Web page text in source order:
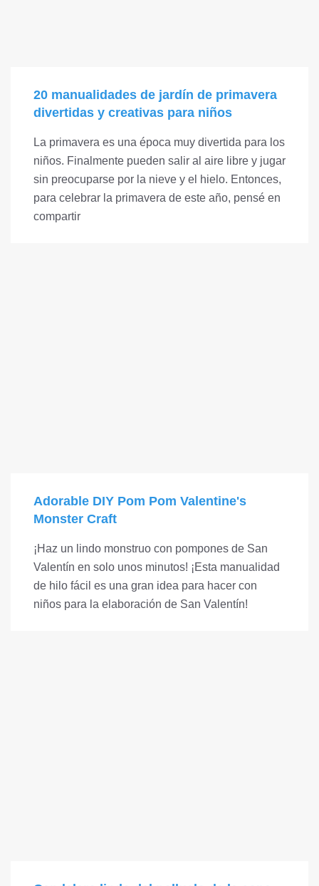
20 manualidades de jardín de primavera
divertidas y creativas para niños
La primavera es una época muy divertida para los
niños. Finalmente pueden salir al aire libre y jugar
sin preocuparse por la nieve y el hielo. Entonces,
para celebrar la primavera de este año, pensé en
compartir
Adorable DIY Pom Pom Valentine's
Monster Craft
¡Haz un lindo monstruo con pompones de San
Valentín en solo unos minutos! ¡Esta manualidad
de hilo fácil es una gran idea para hacer con
niños para la elaboración de San Valentín!